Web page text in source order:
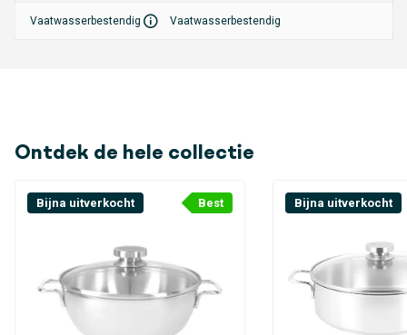
plezier maakt.
Vaatwasserbestendig Vaatwasserbestendig
Ontdek de hele collectie
Bijna uitverkocht Best Bijna uitverkocht